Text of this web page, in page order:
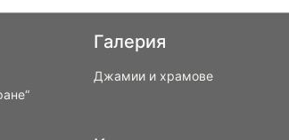
Галерия
Джамии и храмове